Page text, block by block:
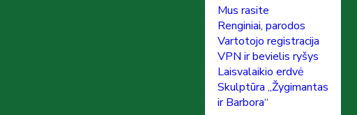
Mus rasite
Renginiai, parodos
Vartotojo registracija
VPN ir bevielis ryšys
Laisvalaikio erdvė
Skulptūra „Žygimantas
ir Barbora“